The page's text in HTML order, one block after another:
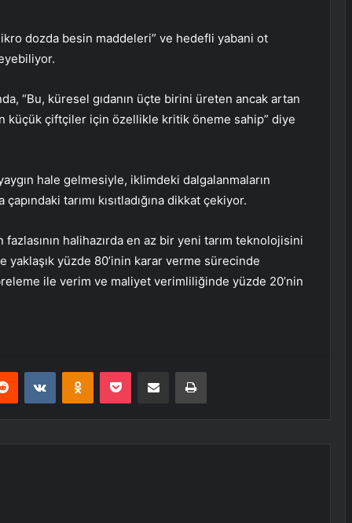
dozda besin maddeleri” ve hedefli yabani ot
“Bu, küresel gıdanın üçte birini üreten ancak artan
küçük çiftçiler için özellikle kritik öneme sahip” diye
hale gelmesiyle, iklimdeki dalgalanmaların
tarımı kısıtladığına dikkat çekiyor.
halihazırda en az bir yeni tarım teknolojisini
yaklaşık yüzde 80’inin karar verme sürecinde
ile verim ve maliyet verimliliğinde yüzde 20’nin
Reddit VKontakteOdnoklassniki
Pocket E-Posta ile paylaş Yazdır